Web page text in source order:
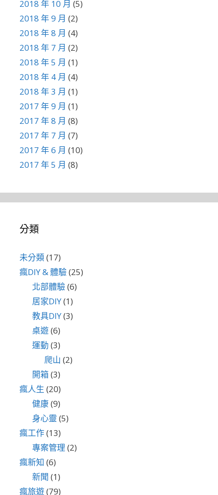
2018 年 10 月 (5)
2018 年 9 月 (2)
2018 年 8 月 (4)
2018 年 7 月 (2)
2018 年 5 月 (1)
2018 年 4 月 (4)
2018 年 3 月 (1)
2017 年 9 月 (1)
2017 年 8 月 (8)
2017 年 7 月 (7)
2017 年 6 月 (10)
2017 年 5 月 (8)
分類
未分類(17)
瘋DIY & 體驗(25)
北部體驗(6)
居家DIY(1)
教具DIY(3)
桌遊(6)
運動 (3)
爬山 (2)
開箱(3)
瘋人生 (20)
健康(9)
身心靈 (5)
瘋工作(13)
專案管理 (2)
瘋新知 (6)
新聞 (1)
瘋旅遊(79)